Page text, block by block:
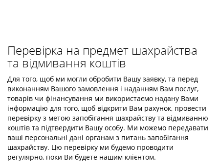
Перевірка на предмет шахрайства
та відмивання коштів
Для того, щоб ми могли обробити Вашу заявку, та перед
виконанням Вашого замовлення і наданням Вам послуг,
товарів чи фінансування ми використаємо надану Вами
інформацію для того, щоб відкрити Вам рахунок, провести
перевірку з метою запобігання шахрайству та відмиванню
коштів та підтвердити Вашу особу. Ми можемо передавати
ваші персональні дані органам з питань запобігання
шахрайству. Цю перевірку ми будемо проводити
регулярно, поки Ви будете нашим клієнтом.